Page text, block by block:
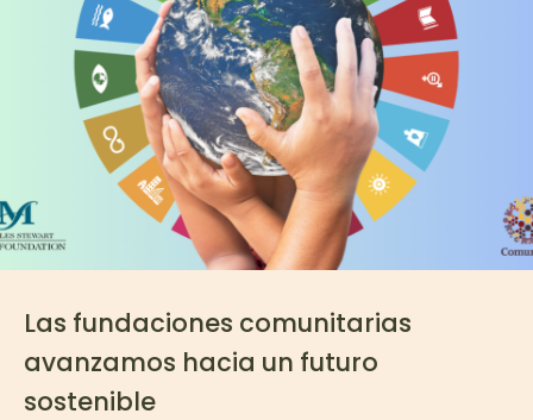
Las fundaciones comunitarias
avanzamos hacia un futuro
sostenible